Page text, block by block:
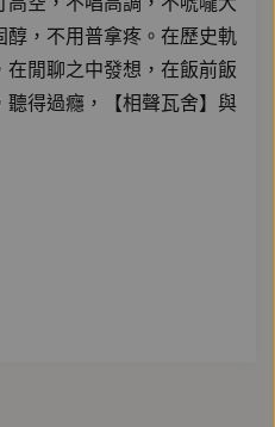
醇，不用普拿疼。在歷史軌
閒聊之中發想，在飯前飯
得過癮，【相聲瓦舍】與